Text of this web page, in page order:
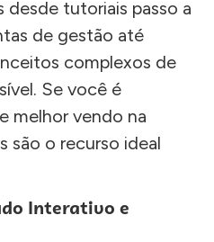
desde tutoriais passo a
de gestão até
complexos de
Se você é
melhor vendo na
são o recurso ideal
Interativo e